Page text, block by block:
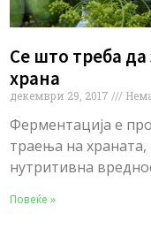
Се што треба
храна
декември 29, 2017
Ферментација е
траења на храната,
нутритивна
Повеќе »